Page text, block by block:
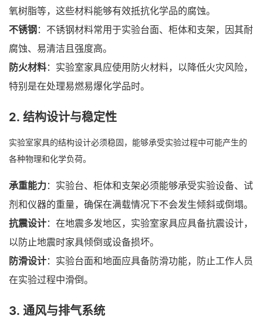
氧树脂等，这些材料能够有效抵抗化学品的腐蚀。
不锈钢 ：不锈钢材料常用于实验台面、柜体和支架，因其耐
腐蚀、易清洁且强度高。
防火材料：实验室家具应使用防火材料，以降低火灾风险，
特别是在处理易燃易爆化学品时。
2. 结构设计与稳定性
实验室家具的结构设计必须稳固，能够承受实验过程中可能产生的
各种物理和化学负荷。
承重能力：实验台、柜体和支架必须能够承受实验设备、试
剂和仪器的重量，确保在满载情况下不会发生倾斜或倒塌。
抗震设计：在地震多发地区，实验室家具应具备抗震设计，
以防止地震时家具倾倒或设备损坏。
防滑设计：实验台面和地面应具备防滑功能，防止工作人员
在实验过程中滑倒。
3. 通风与排气系统